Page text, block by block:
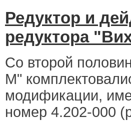
Редуктор и
редуктора
Со второй
М"
модификации,
номер 4.202-000